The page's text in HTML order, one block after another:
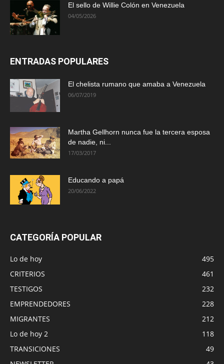
El sello de Willie Colón en Venezuela
04/05/2026
ENTRADAS POPULARES
El chelista rumano que amaba a Venezuela
06/07/2019
Martha Gellhorn nunca fue la tercera esposa
de nadie, ni...
17/03/2017
Educando a papá
20/06/2022
CATEGORÍA POPULAR
Lo de hoy
495
CRITERIOS
461
TESTIGOS
232
EMPRENDEDORES
228
MIGRANTES
212
Lo de hoy 2
118
TRANSICIONES
49